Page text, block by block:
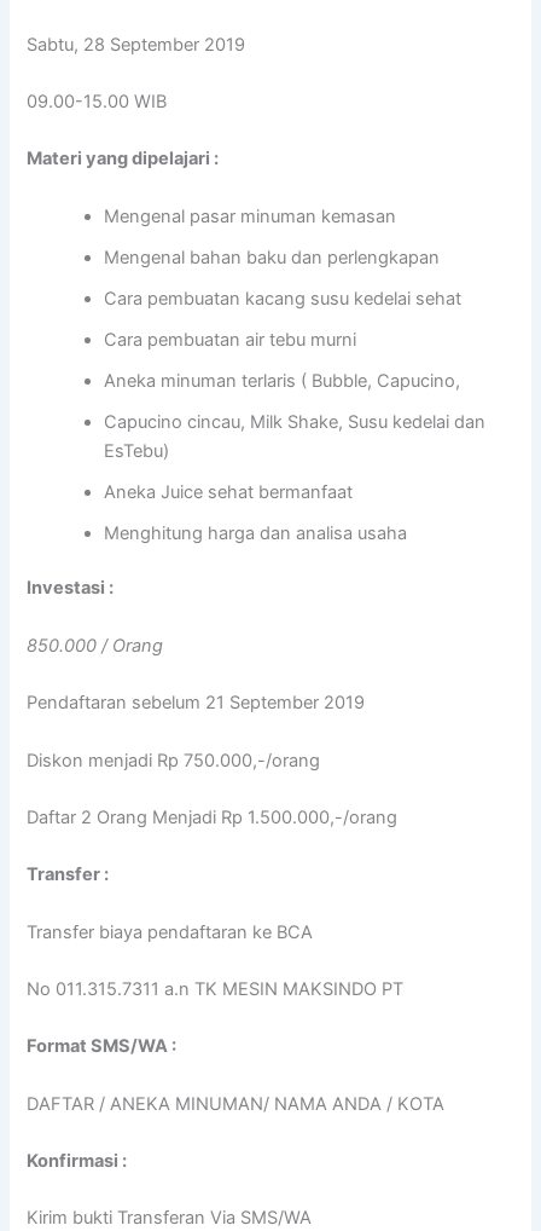
Sabtu, 28 September 2019
09.00-15.00 WIB
Materi yang dipelajari :
Mengenal pasar minuman kemasan
Mengenal bahan baku dan perlengkapan
Cara pembuatan kacang susu kedelai sehat
Cara pembuatan air tebu murni
Aneka minuman terlaris ( Bubble, Capucino,
Capucino cincau, Milk Shake, Susu kedelai dan
EsTebu)
Aneka Juice sehat bermanfaat
Menghitung harga dan analisa usaha
Investasi :
850.000 / Orang
Pendaftaran sebelum 21 September 2019
Diskon menjadi Rp 750.000,-/orang
Daftar 2 Orang Menjadi Rp 1.500.000,-/orang
Transfer :
Transfer biaya pendaftaran ke BCA
No 011.315.7311 a.n TK MESIN MAKSINDO PT
Format SMS/WA :
DAFTAR / ANEKA MINUMAN/ NAMA ANDA / KOTA
Konfirmasi :
Kirim bukti Transferan Via SMS/WA